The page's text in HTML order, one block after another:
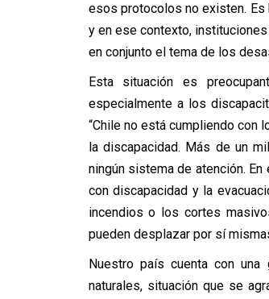
esos protocolos no existen. Es
y en ese contexto,
en conjunto el tema de los
Esta situación es
especialmente a los
“Chile no está cumpliendo con
la discapacidad. Más de un
ningún sistema de atención.
con discapacidad y la
incendios o los cortes
pueden desplazar por sí
Nuestro país cuenta con
naturales, situación que se